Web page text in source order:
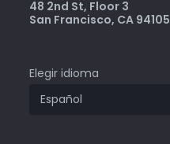
48 2nd St, Floor 3
San Francisco, CA 94105
Elegir idioma